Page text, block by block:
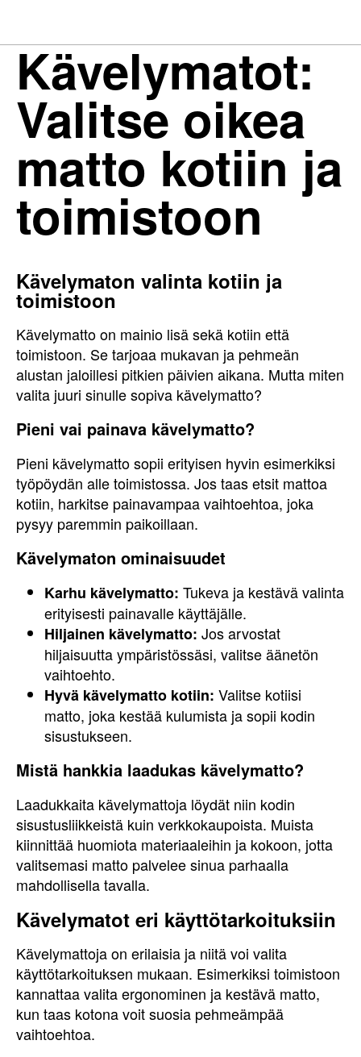
Kävelymatot:
Valitse oikea
matto kotiin ja
toimistoon
Kävelymaton valinta kotiin ja
toimistoon
Kävelymatto on mainio lisä sekä kotiin että
toimistoon. Se tarjoaa mukavan ja pehmeän
alustan jaloillesi pitkien päivien aikana. Mutta miten
valita juuri sinulle sopiva kävelymatto?
Pieni vai painava kävelymatto?
Pieni kävelymatto sopii erityisen hyvin esimerkiksi
työpöydän alle toimistossa. Jos taas etsit mattoa
kotiin, harkitse painavampaa vaihtoehtoa, joka
pysyy paremmin paikoillaan.
Kävelymaton ominaisuudet
Karhu kävelymatto: Tukeva ja kestävä valinta
erityisesti painavalle käyttäjälle.
Hiljainen kävelymatto: Jos arvostat
hiljaisuutta ympäristössäsi, valitse äänetön
vaihtoehto.
Hyvä kävelymatto kotiin: Valitse kotiisi
matto, joka kestää kulumista ja sopii kodin
sisustukseen.
Mistä hankkia laadukas kävelymatto?
Laadukkaita kävelymattoja löydät niin kodin
sisustusliikkeistä kuin verkkokaupoista. Muista
kiinnittää huomiota materiaaleihin ja kokoon, jotta
valitsemasi matto palvelee sinua parhaalla
mahdollisella tavalla.
Kävelymatot eri käyttötarkoituksiin
Kävelymattoja on erilaisia ja niitä voi valita
käyttötarkoituksen mukaan. Esimerkiksi toimistoon
kannattaa valita ergonominen ja kestävä matto,
kun taas kotona voit suosia pehmeämpää
vaihtoehtoa.